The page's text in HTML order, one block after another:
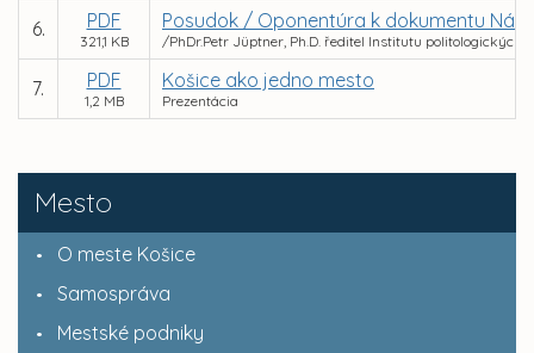
Mesto
O meste Košice
Samospráva
Mestské podniky
6. PDF
321,1 KB
Posudok / Oponentúra k dokumentu
/PhDr.Petr Jüptner, Ph.D. ředitel Institutu politologických
7. PDF
1,2 MB
Košice ako jedno mesto
Prezentácia